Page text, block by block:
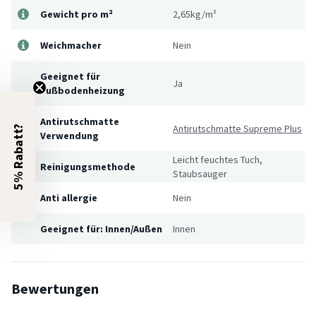
Gewicht pro m² 2,65kg/m²
Weichmacher Nein
Geeignet für
Fußbodenheizung
Ja
Antirutschmatte
Verwendung
Antirutschmatte Supreme Plus
Reinigungsmethode
Leicht feuchtes Tuch,
Staubsauger
Anti allergie
Nein
Geeignet für: Innen/Außen Innen
Bewertungen
5% Rabatt?